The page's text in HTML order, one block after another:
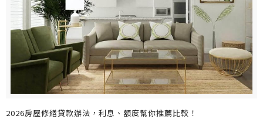
2026房屋修繕貸款辦法，利息、額度幫你推薦比較！